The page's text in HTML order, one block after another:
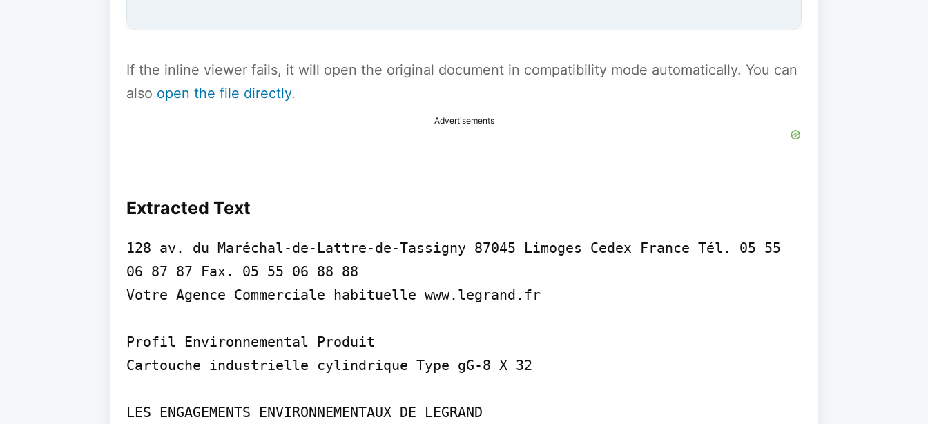
If the inline viewer fails, it will open the original document in compatibility mode automatically. You can
also open the file directly.
Advertisements
Extracted Text
128 av. du Maréchal-de-Lattre-de-Tassigny 87045 Limoges Cedex France Tél. 05 55
06 87 87 Fax. 05 55 06 88 88
Votre Agence Commerciale habituelle www.legrand.fr
Profil Environnemental Produit
Cartouche industrielle cylindrique Type gG-8 X 32
LES ENGAGEMENTS ENVIRONNEMENTAUX DE LEGRAND